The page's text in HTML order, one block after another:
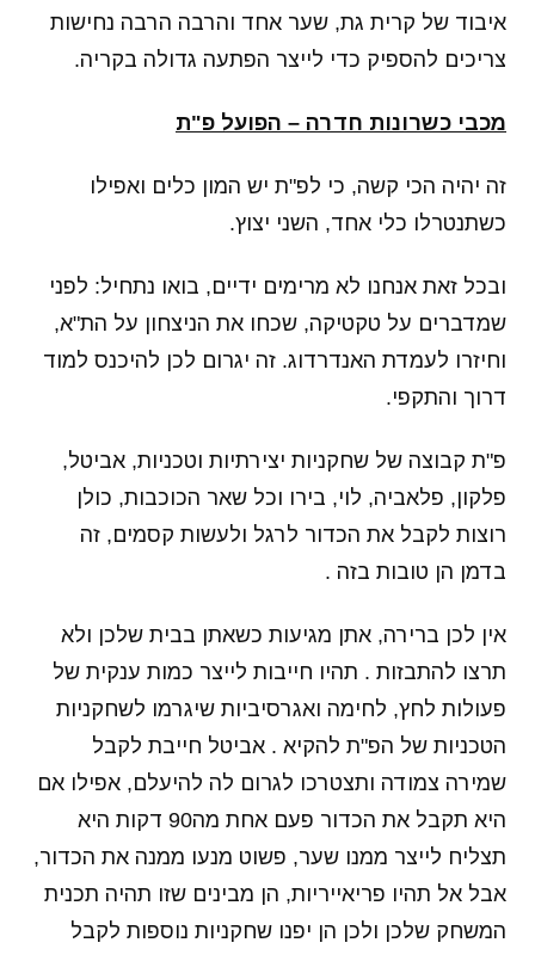
איבוד של קרית גת, שער אחד והרבה הרבה נחישות
צריכים להספיק כדי לייצר הפתעה גדולה בקריה.
מכבי כשרונות חדרה – הפועל פ"ת
זה יהיה הכי קשה, כי לפ"ת יש המון כלים ואפילו
כשתנטרלו כלי אחד, השני יצוץ.
ובכל זאת אנחנו לא מרימים ידיים, בואו נתחיל: לפני
שמדברים על טקטיקה, שכחו את הניצחון על הת"א,
וחיזרו לעמדת האנדרדוג. זה יגרום לכן להיכנס למוד
דרוך והתקפי.
פ"ת קבוצה של שחקניות יצירתיות וטכניות, אביטל,
פלקון, פלאביה, לוי, בירו וכל שאר הכוכבות, כולן
רוצות לקבל את הכדור לרגל ולעשות קסמים, זה
בדמן הן טובות בזה .
אין לכן ברירה, אתן מגיעות כשאתן בבית שלכן ולא
תרצו להתבזות . תהיו חייבות לייצר כמות ענקית של
פעולות לחץ, לחימה ואגרסיביות שיגרמו לשחקניות
הטכניות של הפ"ת להקיא . אביטל חייבת לקבל
שמירה צמודה ותצטרכו לגרום לה להיעלם, אפילו אם
היא תקבל את הכדור פעם אחת מה90 דקות היא
תצליח לייצר ממנו שער, פשוט מנעו ממנה את הכדור,
אבל אל תהיו פריאייריות, הן מבינים שזו תהיה תכנית
המשחק שלכן ולכן הן יפנו שחקניות נוספות לקבל